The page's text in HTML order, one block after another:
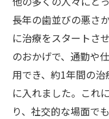
長年の歯並びの悪さ
に治療をスタートさ
のおかげで、通勤や
用でき、約1年間の
に入れました。これ
り、社交的な場面で